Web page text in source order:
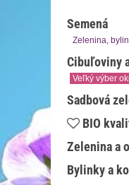
Semená
Zelenina,
Cibuľoviny
Veľký výber
Sadbová
BIO
Zelenina a
Bylinky a